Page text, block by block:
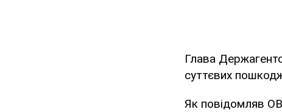
Глава
суттєвих
Як повідомляв